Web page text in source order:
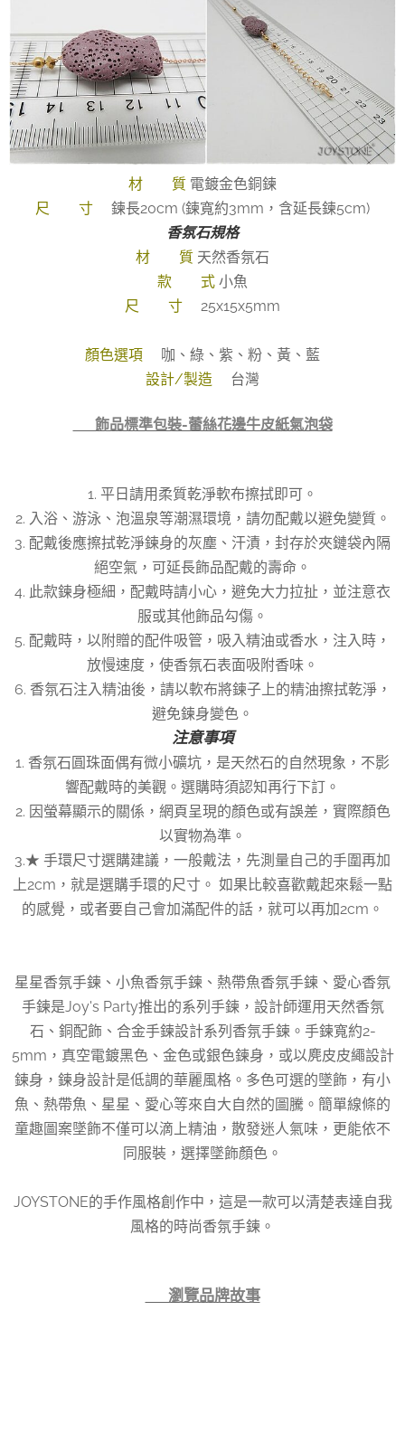
材 質 電鍍金色銅鍊
尺 寸
鍊長20cm (鍊寬約3mm，含延長鍊5cm)
香氛石規格
材 質 天然香氛石
款 式 小魚
尺 寸
25x15x5mm
顏色選項
咖、綠、紫、粉、黃、藍
設計/製造
台灣
👉 飾品標準包裝-蕾絲花邊牛皮紙氣泡袋
1. 平日請用柔質乾淨軟布擦拭即可。
2. 入浴、游泳、泡溫泉等潮濕環境，請勿配戴以避免變質。
3. 配戴後應擦拭乾淨鍊身的灰塵、汗漬，封存於夾鏈袋內隔
絕空氣，可延長飾品配戴的壽命。
4. 此款鍊身極細，配戴時請小心，避免大力拉扯，並注意衣
服或其他飾品勾傷。
5. 配戴時，以附贈的配件吸管，吸入精油或香水，注入時，
放慢速度，使香氛石表面吸附香味。
6. 香氛石注入精油後，請以軟布將鍊子上的精油擦拭乾淨，
避免鍊身變色。
注意事項
1. 香氛石圓珠面偶有微小礦坑，是天然石的自然現象，不影
響配戴時的美觀。選購時須認知再行下訂。
2. 因螢幕顯示的關係，網頁呈現的顏色或有誤差，實際顏色
以實物為準。
3.★ 手環尺寸選購建議，一般戴法，先測量自己的手圍再加
上2cm，就是選購手環的尺寸。 如果比較喜歡戴起來鬆一點
的感覺，或者要自己會加滿配件的話，就可以再加2cm。
星星香氛手鍊、小魚香氛手鍊、熱帶魚香氛手鍊、愛心香氛
手鍊是Joy's Party推出的系列手鍊，設計師運用天然香氛
石、銅配飾、合金手鍊設計系列香氛手鍊。手鍊寬約2-
5mm，真空電鍍黑色、金色或銀色鍊身，或以麂皮皮繩設計
鍊身，鍊身設計是低調的華麗風格。多色可選的墜飾，有小
魚、熱帶魚、星星、愛心等來自大自然的圖騰。簡單線條的
童趣圖案墜飾不僅可以滴上精油，散發迷人氣味，更能依不
同服裝，選擇墜飾顏色。
JOYSTONE的手作風格創作中，這是一款可以清楚表達自我
風格的時尚香氛手鍊。
👉 瀏覽品牌故事